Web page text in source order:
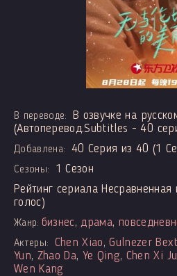
В переводе:
В озвучке на
(Автоперевод.Subtitles - 40
Добавлена: 40 Серия из 40 (1
Сезоны:
1 Сезон
Рейтинг сериала Несравненная
голос)
Жанр: бизнес, драма,
Актеры: Chen Xiao,Gulnezer
Yun, Zhao Da, Ye Qing, Chen Xi
Wen Kang